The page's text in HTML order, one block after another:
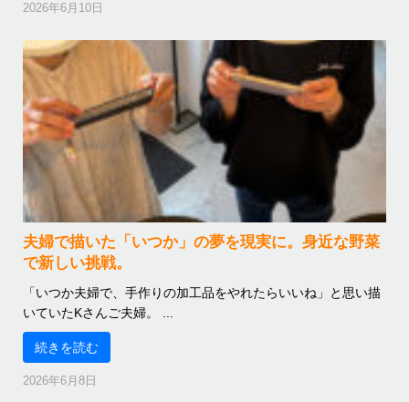
2026年6月10日
夫婦で描いた「いつか」の夢を現実に。身近な野菜
で新しい挑戦。
「いつか夫婦で、手作りの加工品をやれたらいいね」と思い描
いていたKさんご夫婦。 ...
続きを読む
2026年6月8日